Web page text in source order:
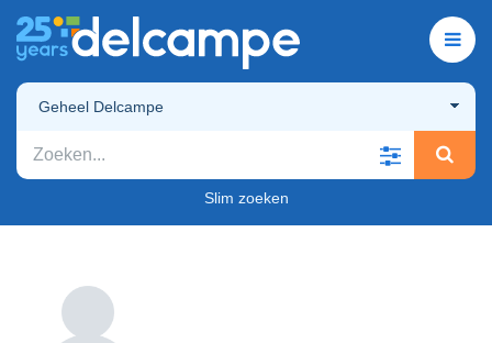
Geheel Delcampe
Slim zoeken